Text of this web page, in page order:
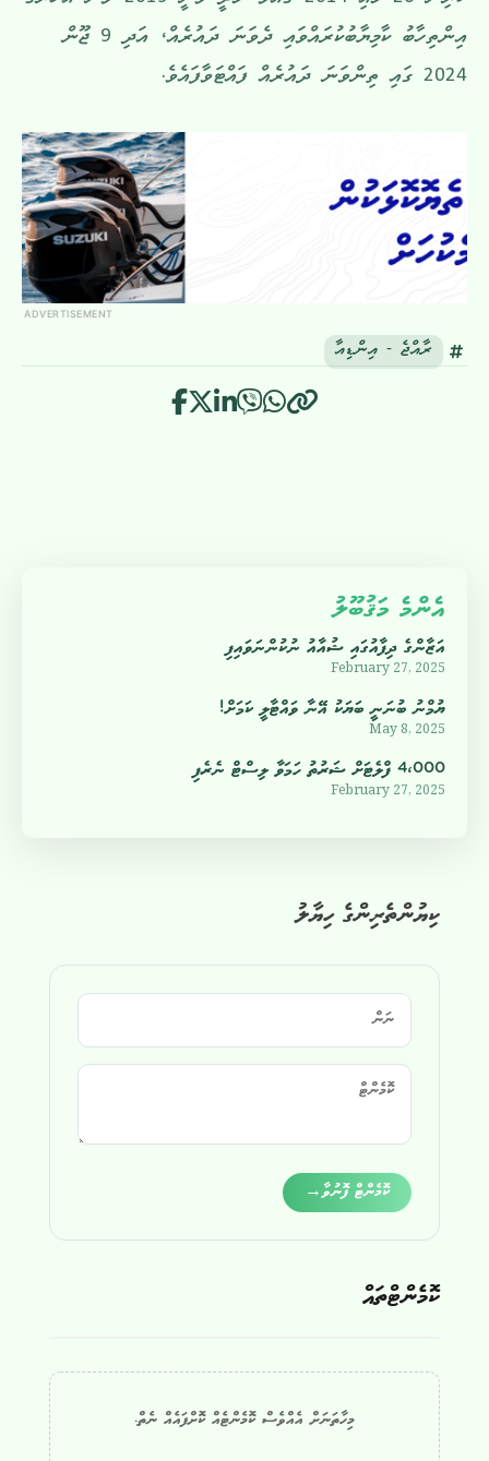
އިންތިހާބު ކާމިޔާބުކުރައްވައި ދެވަނަ ދައުރެއް، އަދި 9 ޖޫން
2024 ގައި ތިންވަނަ ދައުރެއް ފައްޓަވާފައެވެ.
ADVERTISEMENT
ރާއްޖެ - އިންޑިއާ
ކިޔުންތެރިންގެ ހިޔާލު
ކޮމެންޓް ފޮނުވާ→
ކޮމެންޓްތައް
މިހާތަނަށް އެއްވެސް ކޮމެންޓެއް ކޮށްފައެއް ނެތް.
އެންމެ މަޤުބޫލު
އަޒާންގެ ދިފާއުގައި ޝުއާއު ނުކުންނަވައިފި
February 27, 2025
ޔުމްނު ބުނަނީ ބަޔަކު އޭނާ ވައްޓާލީ ކަމަށް!
May 8, 2025
4،000 ފްލެޓަށް ޝަރުތު ހަމަވާ ލިސްޓް ނެރެފި
February 27, 2025